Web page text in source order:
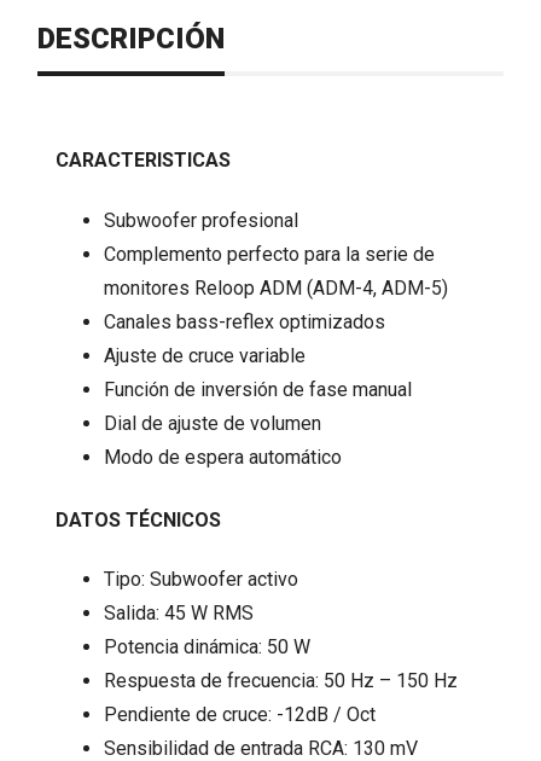
DESCRIPCIÓN
CARACTERISTICAS
Subwoofer profesional
Complemento perfecto para la serie de
monitores Reloop ADM (ADM-4, ​​ADM-5)
Canales bass-reflex optimizados
Ajuste de cruce variable
Función de inversión de fase manual
Dial de ajuste de volumen
Modo de espera automático
DATOS TÉCNICOS
Tipo: Subwoofer activo
Salida: 45 W RMS
Potencia dinámica: 50 W
Respuesta de frecuencia: 50 Hz – 150 Hz
Pendiente de cruce: -12dB / Oct
Sensibilidad de entrada RCA: 130 mV